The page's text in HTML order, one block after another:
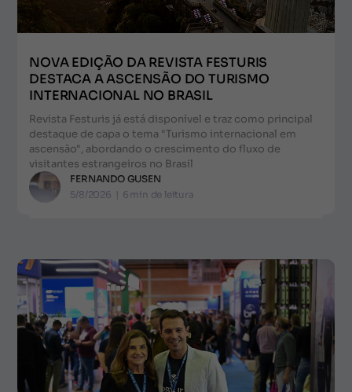
NOVA EDIÇÃO DA REVISTA FESTURIS
DESTACA A ASCENSÃO DO TURISMO
INTERNACIONAL NO BRASIL
Revista Festuris já está disponível e traz como principal
destaque de capa o tema "Turismo internacional em
ascensão", abordando o crescimento do fluxo de
visitantes estrangeiros no Brasil
FERNANDO GUSEN
5/8/2026 | 6 min de leitura